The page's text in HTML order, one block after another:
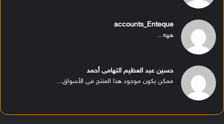
accounts_Enteque
ههه...
حسين عبد العظيم التهامى أحمد
ممكن يكون موجود هذا المنتج في الأسواق...